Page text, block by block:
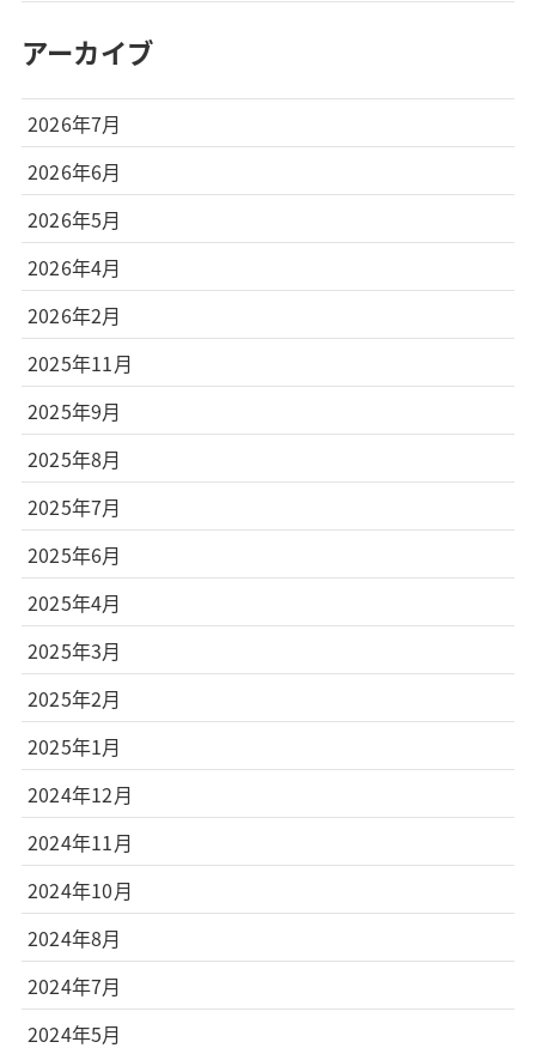
アーカイブ
2026年7月
2026年6月
2026年5月
2026年4月
2026年2月
2025年11月
2025年9月
2025年8月
2025年7月
2025年6月
2025年4月
2025年3月
2025年2月
2025年1月
2024年12月
2024年11月
2024年10月
2024年8月
2024年7月
2024年5月